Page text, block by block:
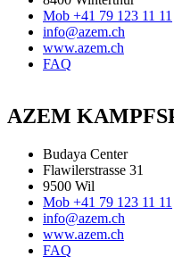
Mob +41 79 123 11 11
info@azem.ch
www.azem.ch
FAQ
AZEM
Budaya Center
Flawilerstrasse 31
9500 Wil
Mob +41 79 123 11 11
info@azem.ch
www.azem.ch
FAQ